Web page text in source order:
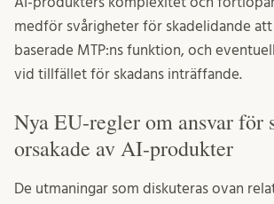
medför svårigheter för skadelidande att
baserade MTP:ns funktion, och
vid tillfället för skadans inträffande.
Nya EU-regler om ansvar för
orsakade av AI-produkter
De utmaningar som diskuteras ovan